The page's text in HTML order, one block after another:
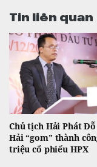
Tin liên quan
Chủ tịch Hải Phát
Hải “gom” thành
triệu cổ phiếu HPX